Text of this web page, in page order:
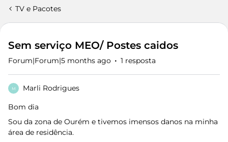
TV e Pacotes
Sem serviço MEO/ Postes caidos
Forum|Forum|5 months ago 1 resposta
M Marli Rodrigues
Bom dia
Sou da zona de Ourém e tivemos imensos danos na minha
área de residência.